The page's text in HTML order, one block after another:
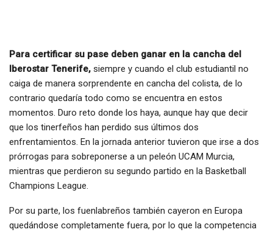
Para certificar su pase deben ganar en la cancha del
Iberostar Tenerife, siempre y cuando el club estudiantil no
caiga de manera sorprendente en cancha del colista, de lo
contrario quedaría todo como se encuentra en estos
momentos. Duro reto donde los haya, aunque hay que decir
que los tinerfeños han perdido sus últimos dos
enfrentamientos. En la jornada anterior tuvieron que irse a dos
prórrogas para sobreponerse a un peleón UCAM Murcia,
mientras que perdieron su segundo partido en la Basketball
Champions League.
Por su parte, los fuenlabreños también cayeron en Europa
quedándose completamente fuera, por lo que la competencia